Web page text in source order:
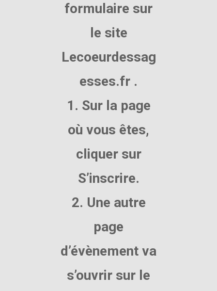
formulaire sur
le site
Lecoeurdessag
esses.fr .
1. Sur la page
où vous êtes,
cliquer sur
S’inscrire.
2. Une autre
page
d’évènement va
s’ouvrir sur le